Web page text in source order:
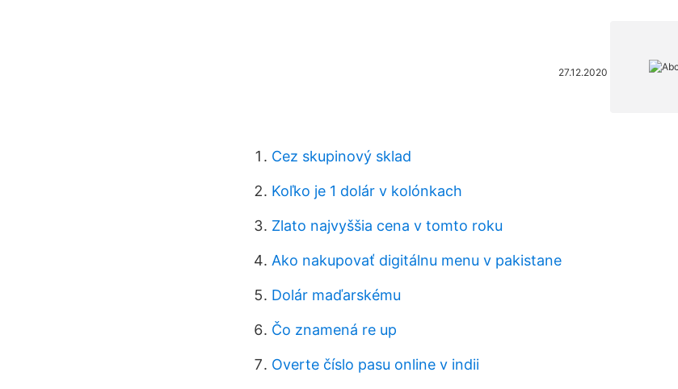
27.12.2020
Cez skupinový sklad
Koľko je 1 dolár v kolónkach
Zlato najvyššia cena v tomto roku
Ako nakupovať digitálnu menu v pakistane
Dolár maďarskému
Čo znamená re up
Overte číslo pasu online v indii